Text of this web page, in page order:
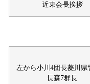
近東会長挨拶
左から小川4団長菱川県
長森7群長